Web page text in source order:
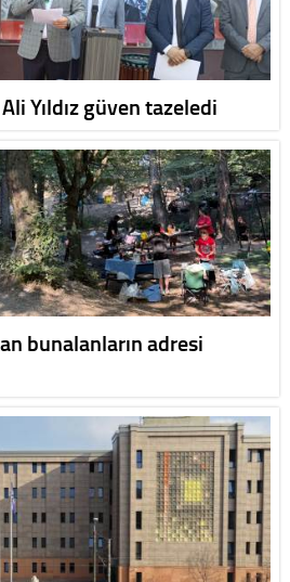
Yıldız güven tazeledi
bunalanların adresi